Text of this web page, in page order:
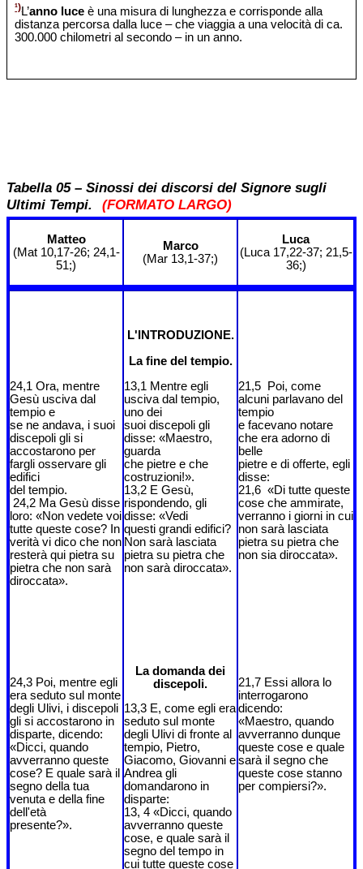
¹)L’anno luce è una misura di lunghezza e corrisponde alla
distanza percorsa dalla luce – che viaggia a una velocità di ca.
300.000 chilometri al secondo – in un anno.
Tabella 05 – Sinossi dei discorsi del Signore sugli
Ultimi Tempi.
(FORMATO LARGO)
Matteo
(Mat 10,17-26; 24,1-
51;)
Marco
(Mar 13,1-37;)
Luca
(Luca 17,22-37; 21,5-
36;)
24,1 Ora, mentre
Gesù usciva dal
tempio e
se ne andava, i suoi
discepoli gli si
accostarono per
fargli osservare gli
edifici
del tempio.
24,2 Ma Gesù disse
loro: «Non vedete voi
tutte queste cose? In
verità vi dico che non
resterà qui pietra su
pietra che non sarà
diroccata».
24,3 Poi, mentre egli
era seduto sul monte
degli Ulivi, i discepoli
gli si accostarono in
disparte, dicendo:
«Dicci, quando
avverranno queste
cose? E quale sarà il
segno della tua
venuta e della fine
dell'età
presente?».
L'INTRODUZIONE.
La fine del tempio.
13,1 Mentre egli
usciva dal tempio,
uno dei
suoi discepoli gli
disse: «Maestro,
guarda
che pietre e che
costruzioni!».
13,2 E Gesù,
rispondendo, gli
disse: «Vedi
questi grandi edifici?
Non sarà lasciata
pietra su pietra che
non sarà diroccata».
La domanda dei
discepoli.
13,3 E, come egli era
seduto sul monte
degli Ulivi di fronte al
tempio, Pietro,
Giacomo, Giovanni e
Andrea gli
domandarono in
disparte:
13, 4 «Dicci, quando
avverranno queste
cose, e quale sarà il
segno del tempo in
cui tutte queste cose
21,5 Poi, come
alcuni parlavano del
tempio
e facevano notare
che era adorno di
belle
pietre e di offerte, egli
disse:
21,6 «Di tutte queste
cose che ammirate,
verranno i giorni in cui
non sarà lasciata
pietra su pietra che
non sia diroccata».
21,7 Essi allora lo
interrogarono
dicendo:
«Maestro, quando
avverranno dunque
queste cose e quale
sarà il segno che
queste cose stanno
per compiersi?».